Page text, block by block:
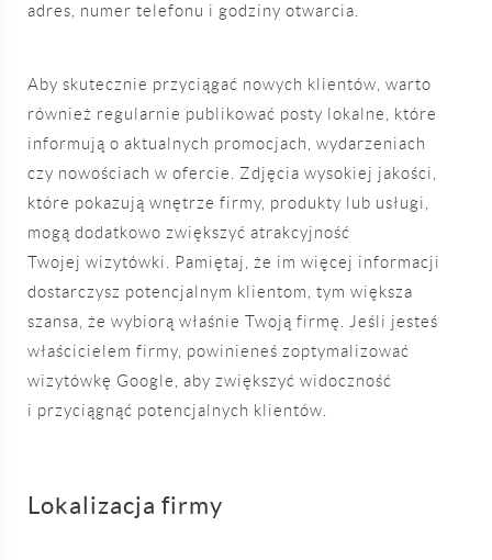
adres, numer telefonu i godziny otwarcia.
Aby skutecznie przyciągać nowych klientów, warto
również regularnie publikować posty lokalne, które
informują o aktualnych promocjach, wydarzeniach
czy nowościach w ofercie. Zdjęcia wysokiej jakości,
które pokazują wnętrze firmy, produkty lub usługi,
mogą dodatkowo zwiększyć atrakcyjność
Twojej wizytówki. Pamiętaj, że im więcej informacji
dostarczysz potencjalnym klientom, tym większa
szansa, że wybiorą właśnie Twoją firmę. Jeśli jesteś
właścicielem firmy, powinieneś zoptymalizować
wizytówkę Google, aby zwiększyć widoczność
i przyciągnąć potencjalnych klientów.
Lokalizacja firmy